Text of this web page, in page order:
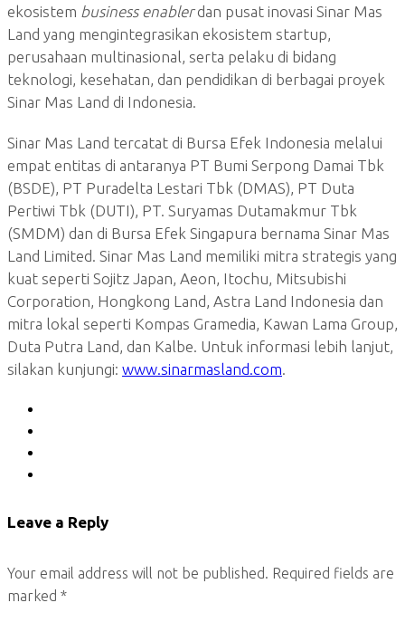
ekosistem business enablerdan pusat inovasi Sinar Mas
Land yang mengintegrasikan ekosistem startup,
perusahaan multinasional, serta pelaku di bidang
teknologi, kesehatan, dan pendidikan di berbagai proyek
Sinar Mas Land di Indonesia.
Sinar Mas Land tercatat di Bursa Efek Indonesia melalui
empat entitas di antaranya PT Bumi Serpong Damai Tbk
(BSDE), PT Puradelta Lestari Tbk (DMAS), PT Duta
Pertiwi Tbk (DUTI), PT. Suryamas Dutamakmur Tbk
(SMDM) dan di Bursa Efek Singapura bernama Sinar Mas
Land Limited. Sinar Mas Land memiliki mitra strategis yang
kuat seperti Sojitz Japan, Aeon, Itochu, Mitsubishi
Corporation, Hongkong Land, Astra Land Indonesia dan
mitra lokal seperti Kompas Gramedia, Kawan Lama Group,
Duta Putra Land, dan Kalbe. Untuk informasi lebih lanjut,
silakan kunjungi: www.sinarmasland.com
Leave a Reply
Your email address will not be published.
Required fields are
marked *